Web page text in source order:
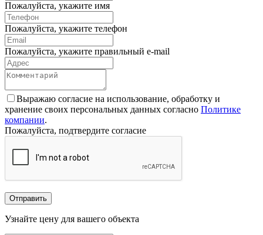
Пожалуйста, укажите имя
Пожалуйста, укажите телефон
Пожалуйста, укажите правильный e-mail
Выражаю согласие на использование, обработку и
хранение своих персональных данных согласно Политике
компании.
Пожалуйста, подтвердите согласие
Отправить
Узнайте цену для вашего объекта